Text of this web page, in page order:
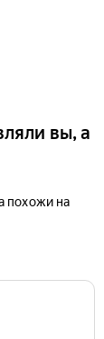
вы, а
похожи на